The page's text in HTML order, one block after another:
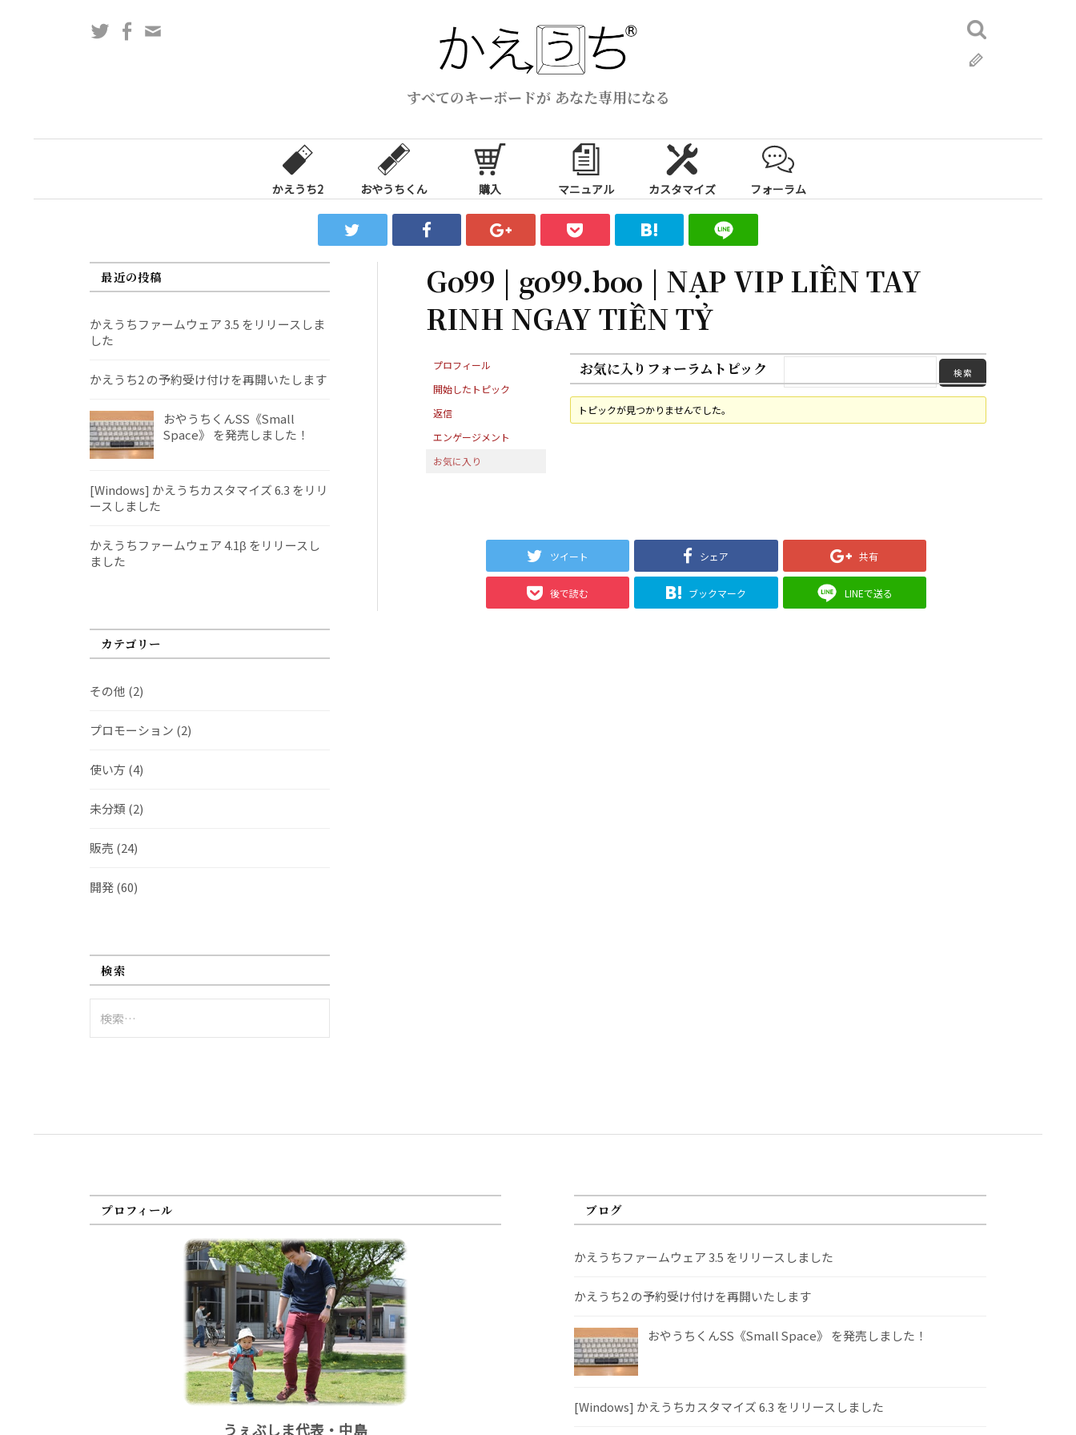
ス
すべてのキーボードが あなた専用になる
TwitterFacebook
検
索:
かえうち2 おやうちくん 購入 マニュアル カスタマイズ フォーラム
Go99 | go99.boo | NẠP VIP LIỀN TAY
RINH NGAY TIỀN TỶ
プロフィール
開始したトピック
返信
エンゲージメント
お気に入り
お気に入りフォーラムトピック
トピックが見つかりませんでした。
ツイート シェア 共有
後で読む ブックマーク LINEで送る
最近の投稿
かえうちファームウェア 3.5 をリリースしま
した
かえうち2 の予約受け付けを再開いたします
おやうちくんSS《Small
Space》 を発売しました！
[Windows] かえうちカスタマイズ 6.3 をリリ
ースしました
かえうちファームウェア 4.1β をリリースし
ました
カテゴリー
その他 (2)
プロモーション (2)
使い方 (4)
未分類 (2)
販売 (24)
開発(60)
検索
索:
プロフィール
うぇぶしま代表・中島
ブログ
かえうちファームウェア 3.5 をリリースしました
かえうち2 の予約受け付けを再開いたします
おやうちくんSS《Small Space》 を発売しました！
[Windows] かえうちカスタマイズ 6.3 をリリースしました